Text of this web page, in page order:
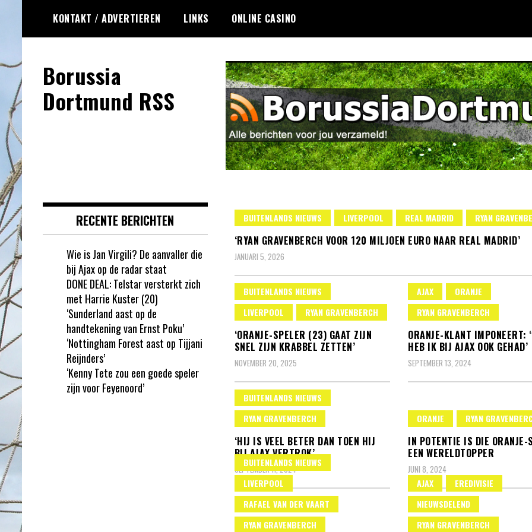
de
KONTAKT / ADVERTIEREN LINKS ONLINE CASINO
Borussia
Dortmund RSS
BUITENLANDS NIEUWS LIVERPOOL REAL MADRID RYAN
‘RYAN GRAVENBERCH VOOR 120 MILJOEN EURO NAAR REAL MADRID’
JANUARI 5, 2026
BUITENLANDS NIEUWS
LIVERPOOL
RYAN GRAVENBERCH
‘ORANJE-SPELER (23) GAAT ZIJN
SNEL ZIJN KRABBEL ZETTEN’
NOVEMBER 20, 2025
AJAX
ORANJE
RYAN GRAVENBERCH
ORANJE-KLANT IMPONEERT:
HEB IK BIJ AJAX OOK GEHAD’
SEPTEMBER 13, 2024
BUITENLANDS NIEUWS
RYAN GRAVENBERCH
‘HIJ IS VEEL BETER DAN TOEN HIJ
BIJ AJAX VERTROK’
SEPTEMBER 11, 2024
ORANJE RYAN
IN POTENTIE IS DIE ORANJE-
EEN WERELDTOPPER
JUNI 8, 2024
BUITENLANDS NIEUWS
LIVERPOOL
RAFAEL VAN DER VAART
RYAN GRAVENBERCH
AJAX
EREDIVISIE
NIEUWSDELEND
RYAN GRAVENBERCH
RECENTE BERICHTEN
Wie is Jan Virgili? De aanvaller die
bij Ajax op de radar staat
DONE DEAL: Telstar versterkt zich
met Harrie Kuster (20)
‘Sunderland aast op de
handtekening van Ernst Poku’
‘Nottingham Forest aast op Tijjani
Reijnders’
‘Kenny Tete zou een goede speler
zijn voor Feyenoord’